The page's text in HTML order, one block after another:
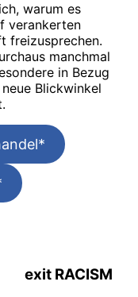
warum es
verankerten
freizusprechen.
manchmal
in Bezug
Blickwinkel
exit RACISM